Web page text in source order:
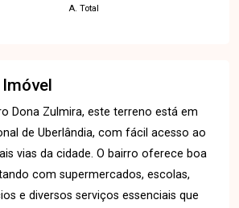
A. Total
Dona Zulmira, este terreno está em
de Uberlândia, com fácil acesso ao
vias da cidade. O bairro oferece boa
com supermercados, escolas,
e diversos serviços essenciais que